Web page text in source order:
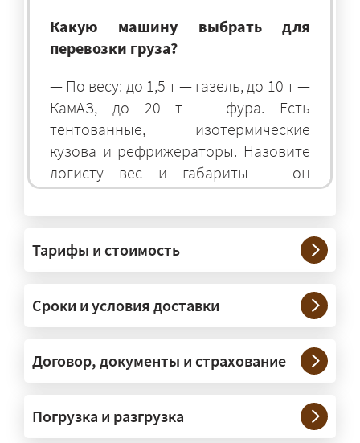
Какую машину выбрать для
перевозки груза?
— По весу: до 1,5 т — газель, до 10 т —
КамАЗ, до 20 т — фура. Есть
тентованные, изотермические
кузова и рефрижераторы. Назовите
логисту вес и габариты — он
подберёт оптимальный транспорт.
— Штатно — от 100 кг до 20 тонн.
Мелкие партии едут догрузом,
крупные — отдельной машиной.
Тяжеловесы 30–90 т организуем
через проверенных партнёров.
России?
Тарифы и стоимость
Сроки и условия доставки
Договор, документы и страхование
Погрузка и разгрузка